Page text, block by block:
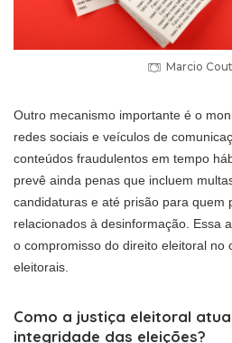
Marcio
Outro mecanismo importante é o
redes sociais e veículos de
conteúdos fraudulentos em tempo
prevê ainda penas que incluem
candidaturas e até prisão para quem
relacionados à desinformação. Essa
o compromisso do direito eleitoral no
eleitorais.
Como a justiça eleitoral
integridade das eleições?